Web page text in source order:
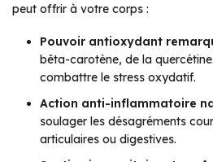
peut offrir à votre corps :
Pouvoir antioxydant
bêta-carotène, de la
combattre le stress oxydatif.
Action anti-inflammatoire
soulager les désagréments
articulaires ou digestives.